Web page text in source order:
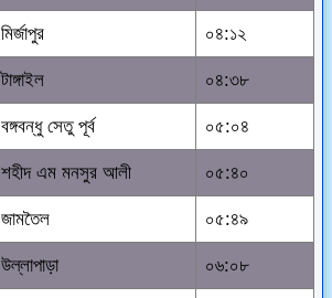
মির্জাপুর ০৪:১২
টাঙ্গাইল ০৪:৩৮
বঙ্গবন্ধু সেতু পূর্ব ০৫:০৪
শহীদ এম মনসুর আলী ০৫:৪০
জামতৈল ০৫:৪৯
উল্লাপাড়া ০৬:০৮